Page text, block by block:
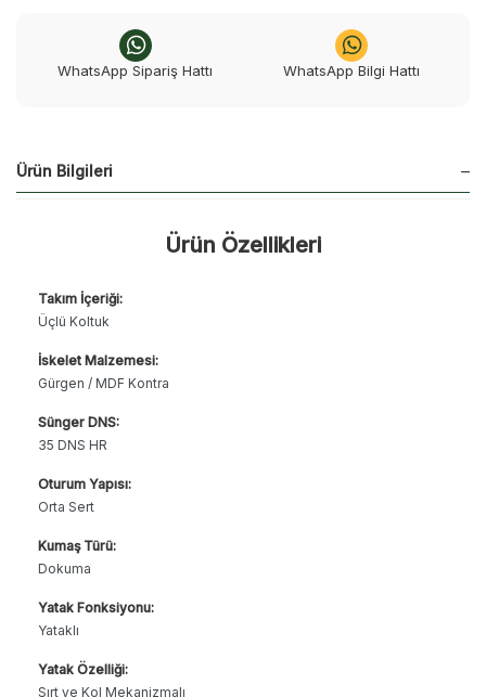
WhatsApp Sipariş Hattı WhatsApp Bilgi Hattı
Ürün Bilgileri
Ürün Özellikleri
Takım İçeriği:
Üçlü Koltuk
İskelet Malzemesi:
Gürgen / MDF Kontra
Sünger DNS:
35 DNS HR
Oturum Yapısı:
Orta Sert
Kumaş Türü:
Dokuma
Yatak Fonksiyonu:
Yataklı
Yatak Özelliği:
Sırt ve Kol Mekanizmalı